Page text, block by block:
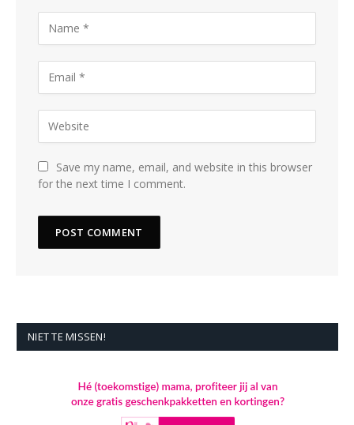
Save my name, email, and website in this browser
for the next time I comment.
NIET TE MISSEN!